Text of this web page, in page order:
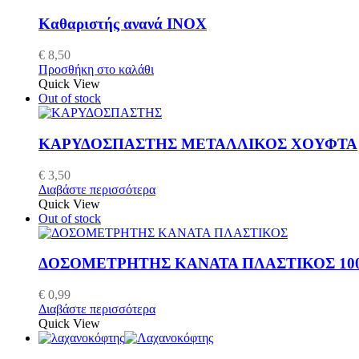
Καθαριστής ανανά ΙΝΟΧ
€ 8,50
Προσθήκη στο καλάθι
Quick View
Out of stock
ΚΑΡΥΔΟΣΠΑΣΤΗΣ ΜΕΤΑΛΛΙΚΟΣ ΧΟΥΦΤΑ
€ 3,50
Διαβάστε περισσότερα
Quick View
Out of stock
ΔΟΣΟΜΕΤΡΗΤΗΣ ΚΑΝΑΤΑ ΠΛΑΣΤΙΚΟΣ
€ 0,99
Διαβάστε περισσότερα
Quick View